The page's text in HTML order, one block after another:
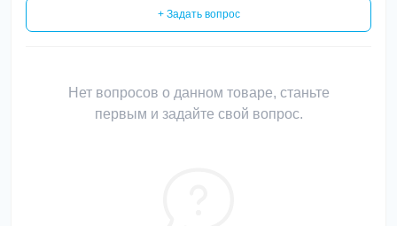
+ Задать вопрос
Нет вопросов о данном товаре, станьте
первым и задайте свой вопрос.